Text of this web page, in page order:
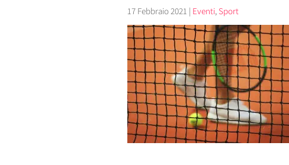
17 Febbraio 2021 | Eventi, Sport